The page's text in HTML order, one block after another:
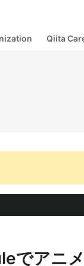
Qiita
でアニ